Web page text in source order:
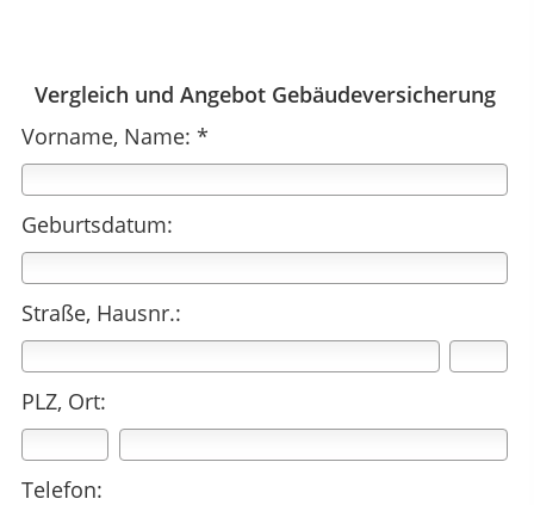
Vergleich und Angebot Gebäudeversicherung
Vorname, Name: *
Geburtsdatum:
Straße, Hausnr.:
PLZ, Ort:
Telefon: